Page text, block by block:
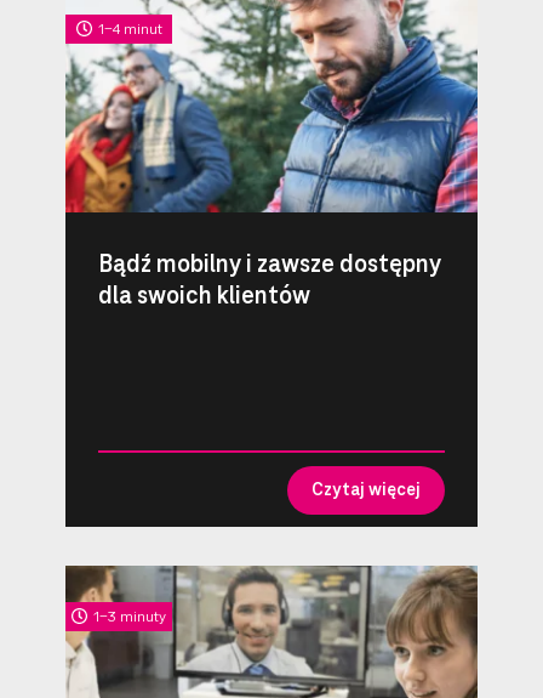
1-4 minut
Bądź mobilny i zawsze dostępny
dla swoich klientów
Czytaj więcej
1-3 minuty